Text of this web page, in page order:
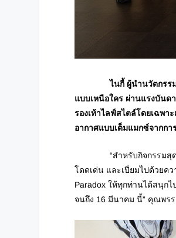
ไนกี้ ผู้นำนวัตกรรมและ
แบบเหนือใคร ผ่านแรงบันด
รองเท้าไลฟ์สไตล์โดยเฉพ
อากาศแบบเต็มแมกซ์จากก
“สำหรับกิจกรรมสุดพิเศษ
โดดเด่น และเปี่ยมไปด้วยคว
Paradox ให้ทุกท่านได้สนุก
จนถึง 16 มีนาคม นี้” คุณพ